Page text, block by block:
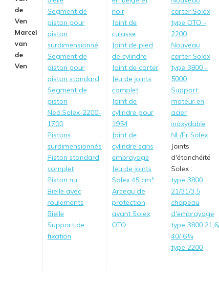
Marcel
van
de
Ven
Segment de
piston pour
piston
surdimensionné
Segment de
piston pour
piston standard
Segment de
piston
Ned.Solex-2200-
1700
Pistons
surdimensionnés
Piston standard
complet
Piston nu
Bielle avec
roulements
Bielle
Support de
fixation
noir
Joint de
culasse
Joint de pied
de cylindre
Joint de carter
Jeu de joints
complet
Joint de
cylindre pour
1954
Joint de
cylindre sans
embrayage
Jeu de joints
Solex 45 cm³
Arceau de
protection
avant Solex
OTO
carter Solex
type OTO -
2200
Nouveau
carter Solex
type 3800 -
5000
Support
moteur en
acier
inoxydable
NL/Fr Solex
Joints
d'étanchéité
Solex :
type 3800
21/31/3,5
chapeau
d'embrayage
type 3800
40/ 6¼
type 2200